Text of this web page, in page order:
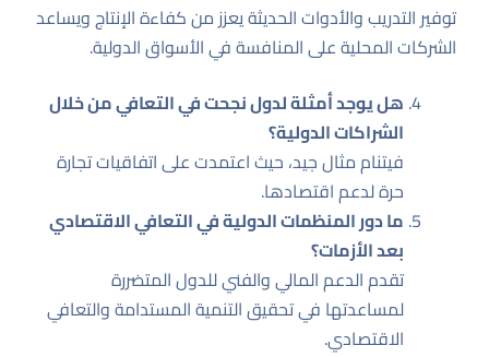
توفير التدريب والأدوات الحديثة يعزز من كفاءة الإنتاج ويساعد
الشركات المحلية على المنافسة في الأسواق الدولية.
هل يوجد أمثلة لدول نجحت في التعافي من خلال
الشراكات الدولية؟
فيتنام مثال جيد، حيث اعتمدت على اتفاقيات تجارة
حرة لدعم اقتصادها.
ما دور المنظمات الدولية في التعافي الاقتصادي
بعد الأزمات؟
تقدم الدعم المالي والفني للدول المتضررة
لمساعدتها في تحقيق التنمية المستدامة والتعافي
الاقتصادي.